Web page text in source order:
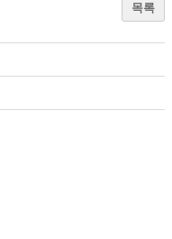
목록